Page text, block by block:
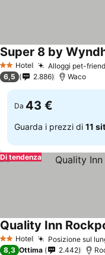
2 StelleHotel Alloggi pet-
Super 8 by
6,5 2.886 Waco
Da 43 €
Guarda i prezzi di 11
Di tendenza
2 StelleHotel Posizione sul
Quality Inn
8,3 Ottima 2.442